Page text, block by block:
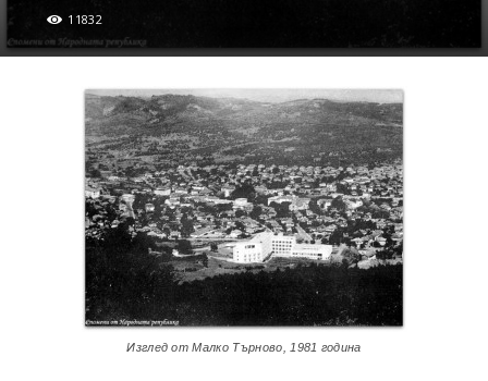
11832
Изглед от Малко Търново, 1981 година